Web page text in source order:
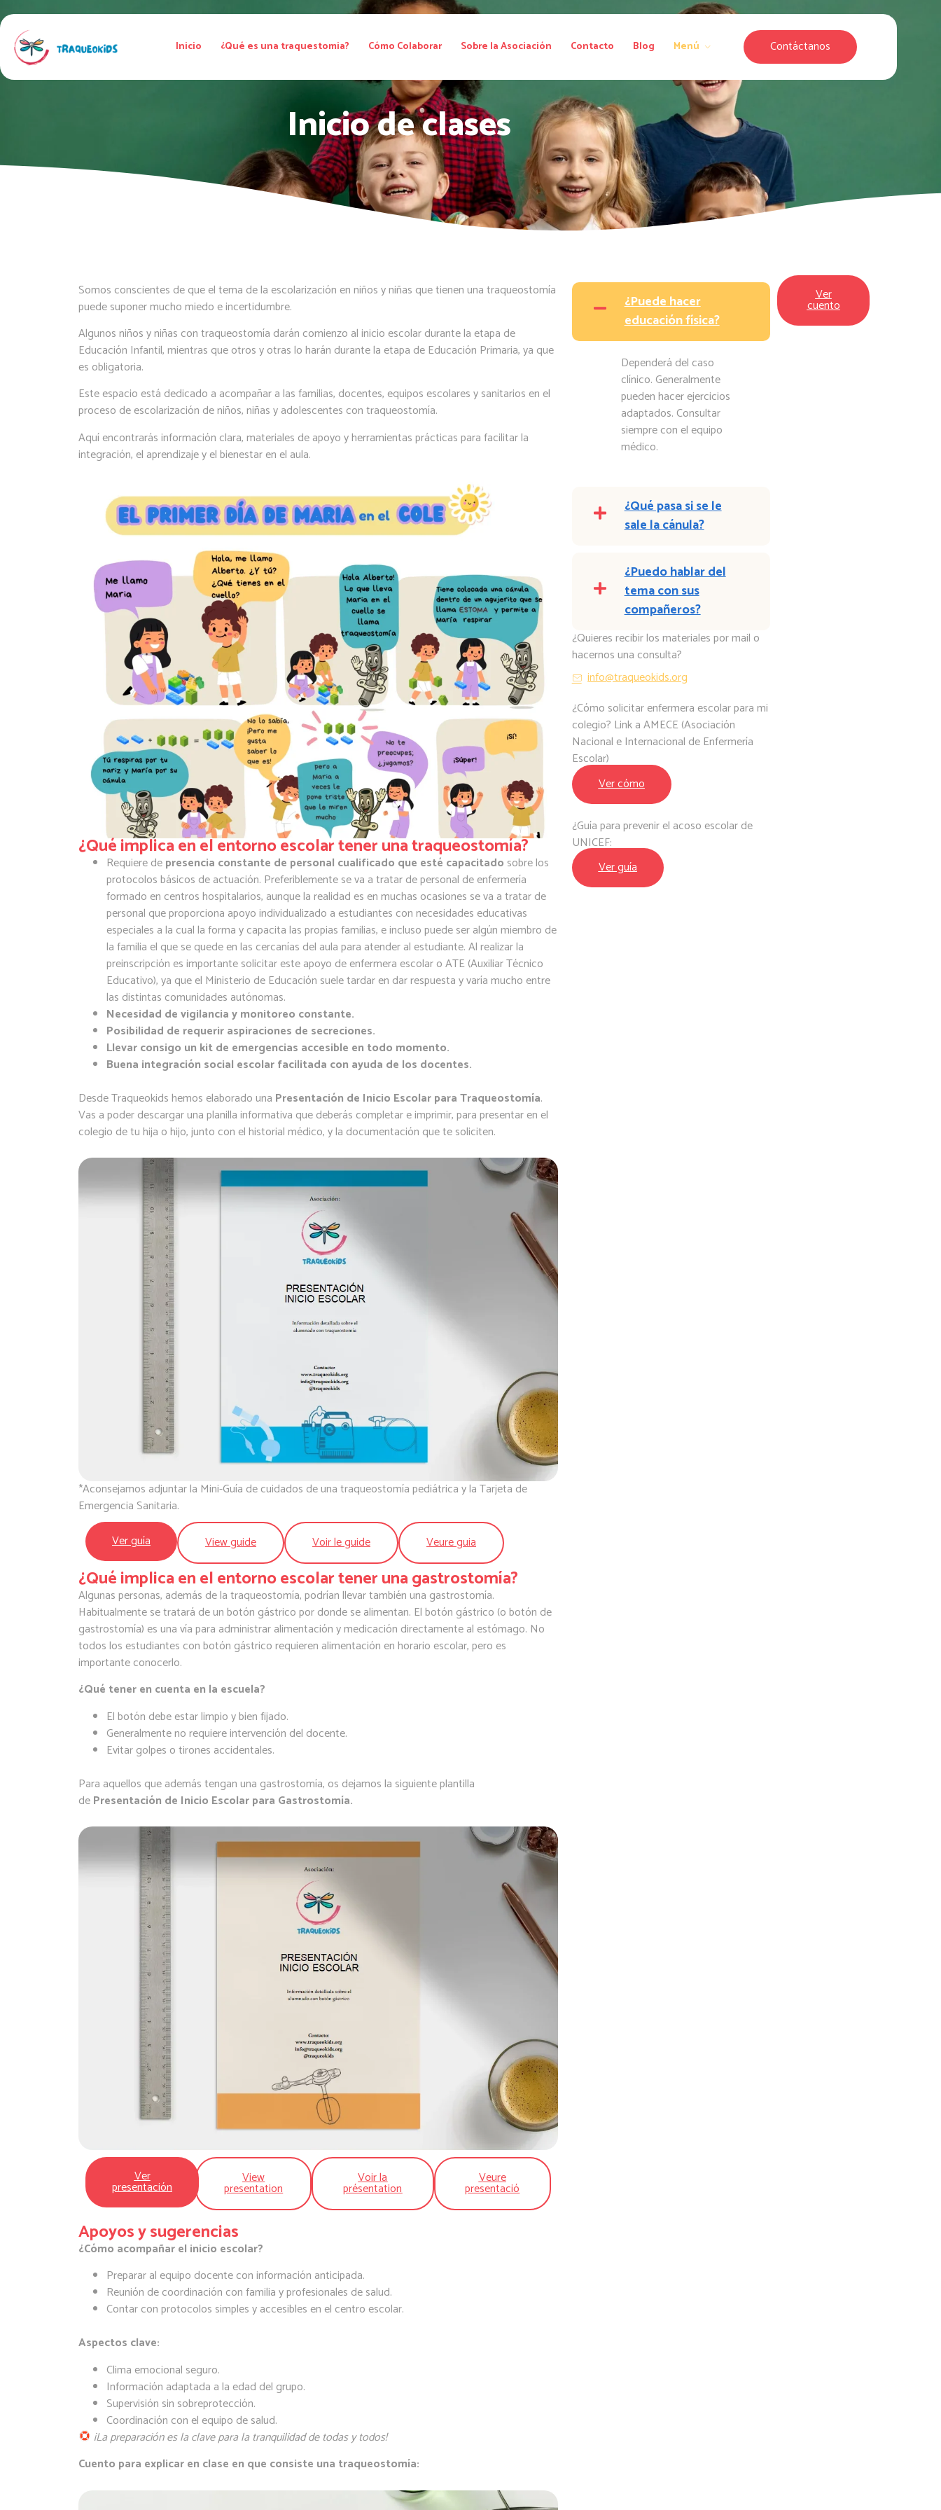
Inicio ¿Qué es una traquestomia? Cómo Colaborar Sobre la Asociación Contacto Blog Menú Contáctanos
Inicio de clases​
Somos conscientes de que el tema de la escolarización en niños y niñas que tienen una traqueostomía
puede suponer mucho miedo e incertidumbre.
Algunos niños y niñas con traqueostomía darán comienzo al inicio escolar durante la etapa de
Educación Infantil, mientras que otros y otras lo harán durante la etapa de Educación Primaria, ya que
es obligatoria.
Este espacio está dedicado a acompañar a las familias, docentes, equipos escolares y sanitarios en el
proceso de escolarización de niños, niñas y adolescentes con traqueostomía.
Aquí encontrarás información clara, materiales de apoyo y herramientas prácticas para facilitar la
integración, el aprendizaje y el bienestar en el aula.
¿Qué implica en el entorno escolar tener una traqueostomía?
Requiere depresencia constante de personal cualificado que esté capacitado sobre los
protocolos básicos de actuación. Preferiblemente se va a tratar de personal de enfermería
formado en centros hospitalarios, aunque la realidad es en muchas ocasiones se va a tratar de
personal que proporciona apoyo individualizado a estudiantes con necesidades educativas
especiales a la cual la forma y capacita las propias familias, e incluso puede ser algún miembro de
la familia el que se quede en las cercanías del aula para atender al estudiante. Al realizar la
preinscripción es importante solicitar este apoyo de enfermera escolar o ATE (Auxiliar Técnico
Educativo), ya que el Ministerio de Educación suele tardar en dar respuesta y varía mucho entre
las distintas comunidades autónomas.
Necesidad de vigilancia y monitoreo constante.
Posibilidad de requerir aspiraciones de secreciones.
Llevar consigo un kit de emergencias accesible en todo momento.
Buena integración social escolar facilitada con ayuda de los docentes.
Desde Traqueokids hemos elaborado una Presentación de Inicio Escolarpara Traqueostomía.
Vas a poder descargar una planilla informativa que deberás completar e imprimir, para presentar en el
colegio de tu hija o hijo, junto con el historial médico, y la documentación que te soliciten.
*Aconsejamos adjuntar la Mini-Guía de cuidados de una traqueostomía pediátrica y la Tarjeta de
Emergencia Sanitaria.
Ver guía
View guide Voir le guide Veure guia
¿Qué implica en el entorno escolar tener una gastrostomía?
Algunas personas, además de la traqueostomía, podrían llevar también una gastrostomía.
Habitualmente se tratará de un botón gástrico por donde se alimentan. El botón gástrico (o botón de
gastrostomía) es una vía para administrar alimentación y medicación directamente al estómago. No
todos los estudiantes con botón gástrico requieren alimentación en horario escolar, pero es
importante conocerlo.
¿Qué tener en cuenta en la escuela?
El botón debe estar limpio y bien fijado.
Generalmente no requiere intervención del docente.
Evitar golpes o tirones accidentales.
Para aquellos que además tengan una gastrostomía, os dejamos la siguiente plantilla
dePresentación de Inicio Escolar para Gastrostomía.
Ver
presentación
View
presentation
Voir la
présentation
Veure
presentació
Apoyos y sugerencias
¿Cómo acompañar el inicio escolar?
Preparar al equipo docente con información anticipada.
Reunión de coordinación con familia y profesionales de salud.
Contar con protocolos simples y accesibles en el centro escolar.
Aspectos clave:
Clima emocional seguro.
Información adaptada a la edad del grupo.
Supervisión sin sobreprotección.
Coordinación con el equipo de salud.
¡La preparación es la clave para la tranquilidad de todas y todos!
Cuento para explicar en clase en que consiste una traqueostomía:
¿Puede hacer
educación física?
Dependerá del caso
clínico. Generalmente
pueden hacer ejercicios
adaptados. Consultar
siempre con el equipo
médico.
¿Qué pasa si se le
sale la cánula?
¿Puedo hablar del
tema con sus
compañeros?
¿Quieres recibir los materiales por mail o
hacernos una consulta?
info@traqueokids.org
¿Cómo solicitar enfermera escolar para mi
colegio? Link a AMECE (Asociación
Nacional e Internacional de Enfermería
Escolar)
Ver cómo
¿Guía para prevenir el acoso escolar de
UNICEF:
Ver guía
Ver
cuento